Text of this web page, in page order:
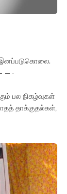
இனப்படுகொலை.
பல நிகழ்வுகள்
தாக்குதல்கள்,